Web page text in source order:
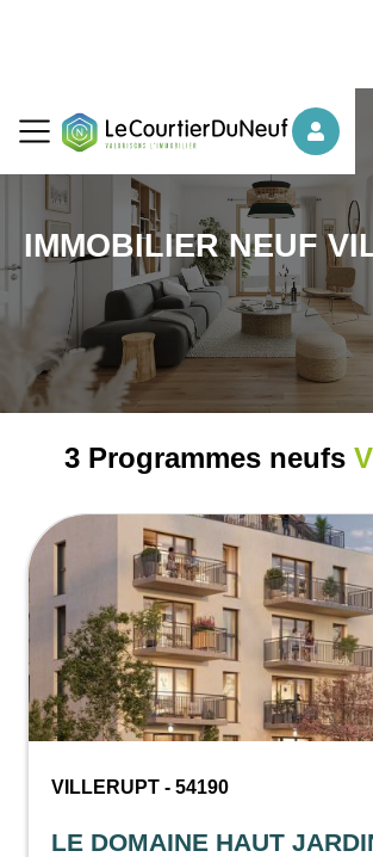
IMMOBILIER NEUF
3 Programmes neufs
VILLERUPT - 54190
LE DOMAINE HAUT